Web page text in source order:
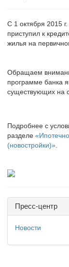
С 1 октября 2015
приступил к
жилья на
Обращаем
программе банка
существующих на
Подробнее с
разделе
(новостройки)»
Пресс-центр
Новости